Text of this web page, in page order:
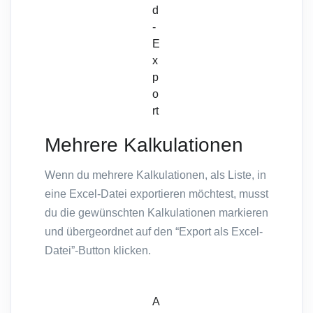
d
-
E
x
p
o
rt
Mehrere Kalkulationen
Wenn du mehrere Kalkulationen, als Liste, in
eine Excel-Datei exportieren möchtest, musst
du die gewünschten Kalkulationen markieren
und übergeordnet auf den “Export als Excel-
Datei”-Button klicken.
A